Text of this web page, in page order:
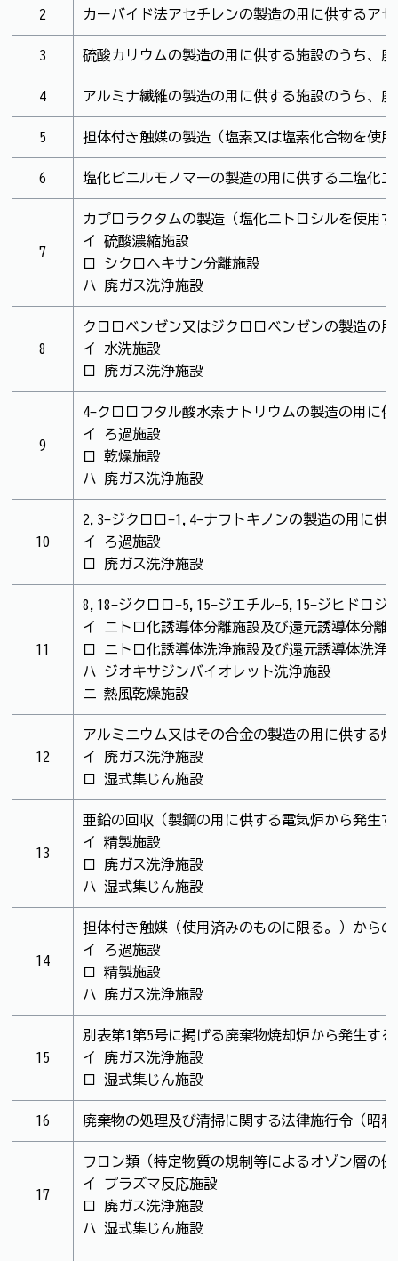
2 カーバイド法アセチレンの製造の用に供するア
3 硫酸カリウムの製造の用に供する施設のうち、
4 アルミナ繊維の製造の用に供する施設のうち、
5 担体付き触媒の製造（塩素又は塩素化合物を使
6 塩化ビニルモノマーの製造の用に供する二塩化
7
カプロラクタムの製造（塩化ニトロシルを使用
イ 硫酸濃縮施設
ロ シクロヘキサン分離施設
ハ 廃ガス洗浄施設
8
クロロベンゼン又はジクロロベンゼンの製造の
イ 水洗施設
ロ 廃ガス洗浄施設
9
4-クロロフタル酸水素ナトリウムの製造の用に
イ ろ過施設
ロ 乾燥施設
ハ 廃ガス洗浄施設
10
2,3-ジクロロ-1,4-ナフトキノンの製造の用に供
イ ろ過施設
ロ 廃ガス洗浄施設
11
8,18-ジクロロ-5,15-ジエチル-5,15-ジヒドロジ
イ ニトロ化誘導体分離施設及び還元誘導体分離
ロ ニトロ化誘導体洗浄施設及び還元誘導体洗浄
ハ ジオキサジンバイオレット洗浄施設
ニ 熱風乾燥施設
12
アルミニウム又はその合金の製造の用に供する
イ 廃ガス洗浄施設
ロ 湿式集じん施設
13
亜鉛の回収（製鋼の用に供する電気炉から発生
イ 精製施設
ロ 廃ガス洗浄施設
ハ 湿式集じん施設
14
担体付き触媒（使用済みのものに限る。）から
イ ろ過施設
ロ 精製施設
ハ 廃ガス洗浄施設
15
別表第1第5号に掲げる廃棄物焼却炉から発生す
イ 廃ガス洗浄施設
ロ 湿式集じん施設
16 廃棄物の処理及び清掃に関する法律施行令（昭
17
フロン類（特定物質の規制等によるオゾン層の
イ プラズマ反応施設
ロ 廃ガス洗浄施設
ハ 湿式集じん施設